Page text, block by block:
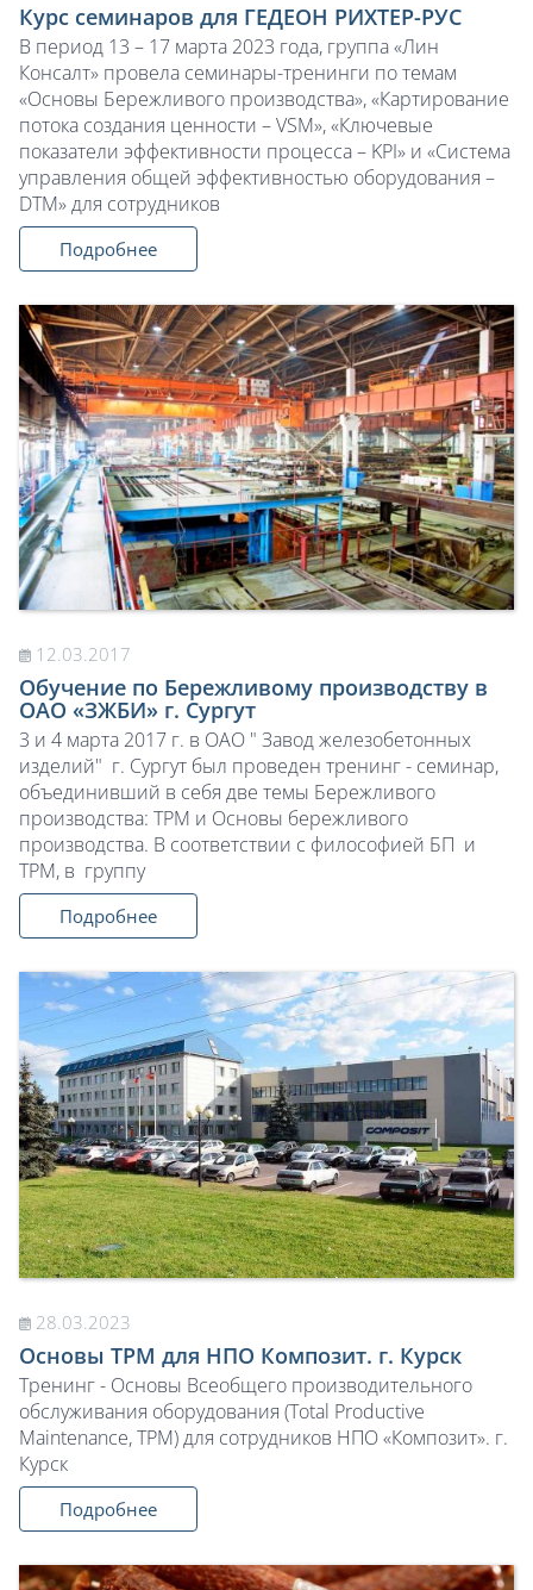
Курс семинаров для ГЕДЕОН РИХТЕР-РУС
В период 13 – 17 марта 2023 года, группа «Лин
Консалт» провела семинары-тренинги по темам
«Основы Бережливого производства», «Картирование
потока создания ценности – VSM», «Ключевые
показатели эффективности процесса – KPI» и «Система
управления общей эффективностью оборудования –
DTM» для сотрудников
Подробнее
12.03.2017
Обучение по Бережливому производству в
ОАО «ЗЖБИ» г. Сургут
3 и 4 марта 2017 г. в ОАО " Завод железобетонных
изделий" г. Сургут был проведен тренинг - семинар,
объединивший в себя две темы Бережливого
производства: ТРМ и Основы бережливого
производства. В соответствии с философией БП и
ТРМ, в группу
Подробнее
28.03.2023
Основы TPM для НПО Композит. г. Курск
Тренинг - Основы Всеобщего производительного
обслуживания оборудования (Total Productive
Maintenance, TPM) для сотрудников НПО «Композит». г.
Курск
Подробнее